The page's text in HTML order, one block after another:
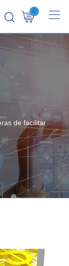
0
de facilitar